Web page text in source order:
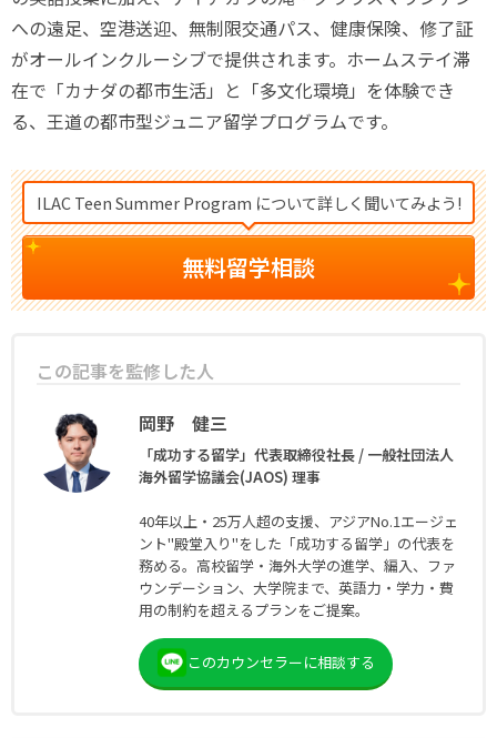
への遠足、空港送迎、無制限交通パス、健康保険、修了証
がオールインクルーシブで提供されます。ホームステイ滞
在で「カナダの都市生活」と「多文化環境」を体験でき
る、王道の都市型ジュニア留学プログラムです。
ILAC Teen Summer Program について詳しく聞いてみよう!
無料留学相談
この記事を監修した人
岡野 健三
「成功する留学」代表取締役社長 / 一般社団法人
海外留学協議会(JAOS) 理事
40年以上・25万人超の支援、アジアNo.1エージェ
ント"殿堂入り"をした「成功する留学」の代表を
務める。高校留学・海外大学の進学、編入、ファ
ウンデーション、大学院まで、英語力・学力・費
用の制約を超えるプランをご提案。
このカウンセラーに相談する